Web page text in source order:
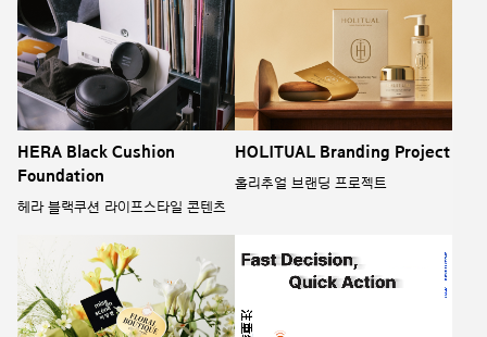
HERA Black Cushion
Foundation
헤라 블랙쿠션 라이프스타일 콘텐츠
HOLITUAL Branding Project
홀리추얼 브랜딩 프로젝트